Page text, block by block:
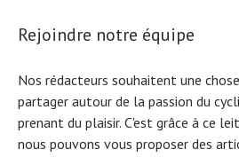
Rejoindre notre équipe
Nos rédacteurs souhaitent une
partager autour de la passion du
prenant du plaisir. C'est grâce à ce
nous pouvons vous proposer des